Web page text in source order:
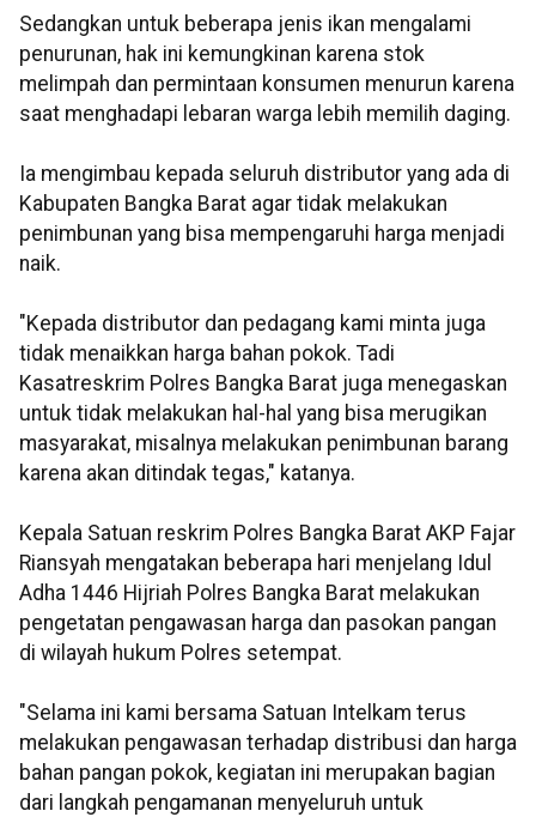
Sedangkan untuk beberapa jenis ikan mengalami
penurunan, hak ini kemungkinan karena stok
melimpah dan permintaan konsumen menurun karena
saat menghadapi lebaran warga lebih memilih daging.
Ia mengimbau kepada seluruh distributor yang ada di
Kabupaten Bangka Barat agar tidak melakukan
penimbunan yang bisa mempengaruhi harga menjadi
naik.
"Kepada distributor dan pedagang kami minta juga
tidak menaikkan harga bahan pokok. Tadi
Kasatreskrim Polres Bangka Barat juga menegaskan
untuk tidak melakukan hal-hal yang bisa merugikan
masyarakat, misalnya melakukan penimbunan barang
karena akan ditindak tegas," katanya.
Kepala Satuan reskrim Polres Bangka Barat AKP Fajar
Riansyah mengatakan beberapa hari menjelang Idul
Adha 1446 Hijriah Polres Bangka Barat melakukan
pengetatan pengawasan harga dan pasokan pangan
di wilayah hukum Polres setempat.
"Selama ini kami bersama Satuan Intelkam terus
melakukan pengawasan terhadap distribusi dan harga
bahan pangan pokok, kegiatan ini merupakan bagian
dari langkah pengamanan menyeluruh untuk